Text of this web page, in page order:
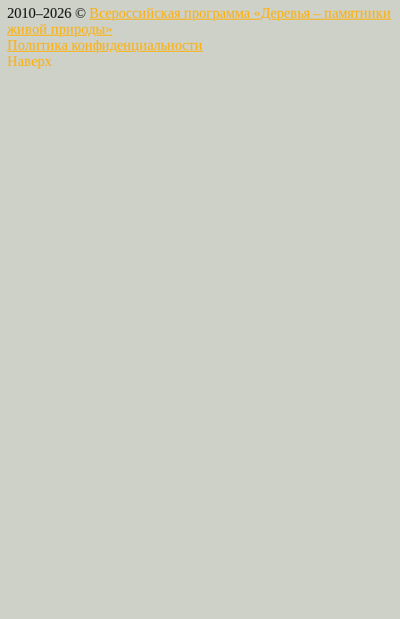
2010–2026 © Всероссийская программа «Деревья – памятники
живой природы»
Политика конфиденциальности
Наверх